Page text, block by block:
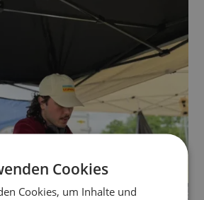
Cookies
Cookies, um Inhalte und